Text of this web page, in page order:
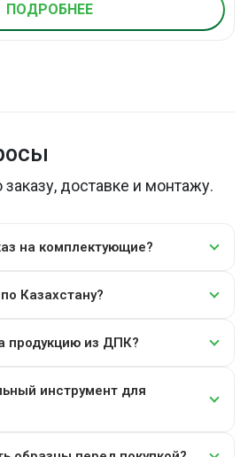
ПОДРОБНЕЕ
доставке и монтажу.
на комплектующие?
Казахстану?
продукцию из ДПК?
инструмент для